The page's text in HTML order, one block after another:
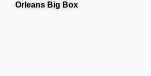
Orleans Big Box